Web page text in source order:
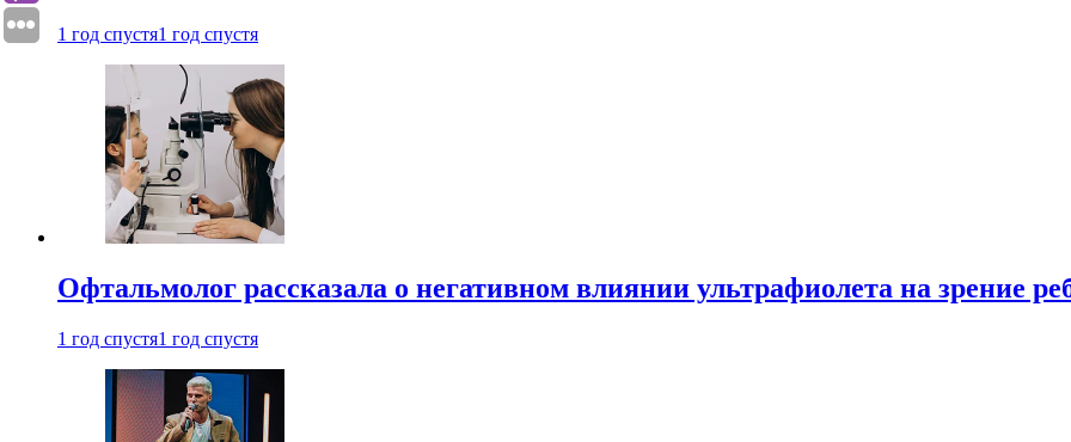
1 год спустя1 год спустя
Офтальмолог рассказала о негативном влиянии ультрафиолета на зрение
1 год спустя1 год спустя